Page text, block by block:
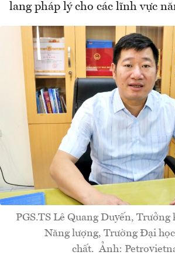
lang pháp lý cho các lĩnh vực
PGS.TS Lê Quang Duyến, Trưởng
Năng lượng, Trường Đại
chất. Ảnh: